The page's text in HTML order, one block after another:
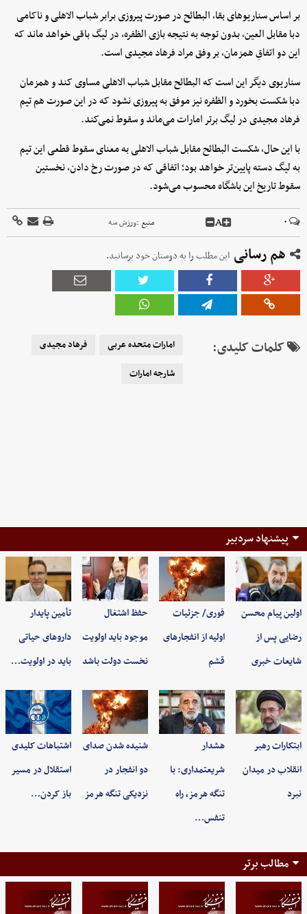
بر اساس سناریوهای بقا، البطائح در صورت پیروزی برابر شباب الاهلی و ناکامی
دبا مقابل العین، بدون توجه به نتیجه بازی الظفره، در لیگ باقی خواهد ماند که
این دو اتفاقِ همزمان، بر وفق مراد فرهاد مجیدی است.
سناریوی دیگر این است که البطائح مقابل شباب الاهلی مساوی کند و همزمان
دبا شکست بخورد و الظفره نیز موفق به پیروزی نشود که در این صورت هم تیم
فرهاد مجیدی در لیگ برتر امارات می‌ماند و سقوط نمی‌کند.
با این حال، شکست البطائح مقابل شباب الاهلی به معنای سقوط قطعی این تیم
به لیگ دسته پایین‌تر خواهد بود؛ اتفاقی که در صورت رخ دادن، نخستین
سقوط تاریخ این باشگاه محسوب می‌شود.
۰ A منبع :ورزش سه
هم رسانی این مطلب را به دوستان خود برسانید.
کلمات کلیدی: امارات متحده عربی
فرهاد مجیدی
شارجه امارات
پیشنهاد سردبیر
اولین پیام محسن
رضایی پس از
شایعات خبری
فوری/ جزئیات
اولیه از انفجارهای
قشم
حفظ اشتغال
موجود باید اولویت
نخست دولت باشد
تأمین پایدار
داروهای حیاتی
باید در اولویت…
ابتکارات رهبر
انقلاب در میدان
نبرد
هشدار
شریعتمداری: با
تنگه هرمز، راه
تنفس…
شنیده شدن صدای
دو انفجار در
نزدیکی تنگه هرمز
اشتباهات کلیدی
استقلال در مسیر
باز کردن…
مطالب برتر